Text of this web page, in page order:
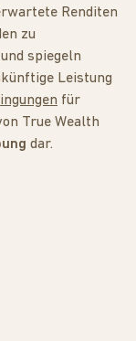
Renditen
zu
spiegeln
Leistung
für
True Wealth
dar.